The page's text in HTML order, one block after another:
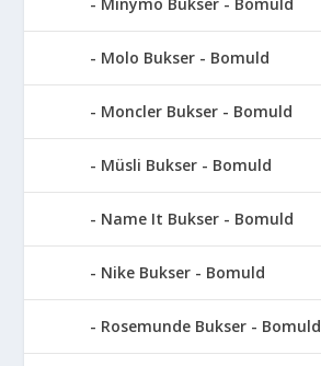
Molo Bukser - Bomuld
Moncler Bukser - Bomuld
Müsli Bukser - Bomuld
Name It Bukser - Bomuld
Nike Bukser - Bomuld
Rosemunde Bukser - Bomuld